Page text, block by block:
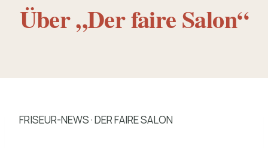
Über „Der faire Salon“
FRISEUR-NEWS · DER FAIRE SALON